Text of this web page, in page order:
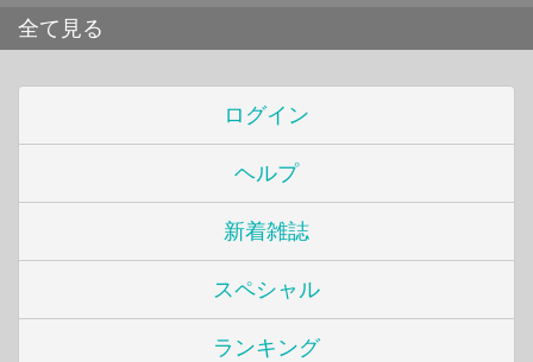
全て見る
ログイン
ヘルプ
新着雑誌
スペシャル
ランキング